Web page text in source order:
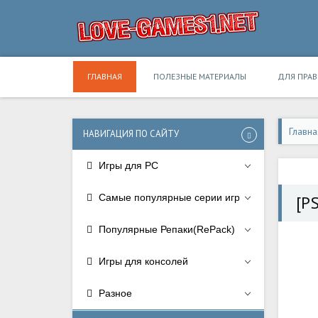
ГЛАВНАЯ ПОЛЕЗНЫЕ МАТЕРИАЛЫ ДЛЯ
НАВИГАЦИЯ ПО САЙТУ
Игры для PC
Самые популярные серии игр
Популярные Репаки(RePack)
Игры для консолей
Разное